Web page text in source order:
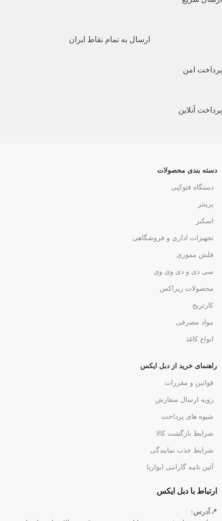
ارسال به تمام نقاط ایران
پرداخت امن
پرداخت آنلاین
دسته بندی محصولات
دستگاه فتوکپی
پرینتر
اسکنر
تجهیزات اداری و فروشگاهی
فلش مموری
سی دی و دی وی وی
محصولات زیراکس
کارتریج
مواد مصرفی
انواع کاغذ
راهنمای خرید از دبل ایکس
قوانین و مقررات
رویه ارسال سفارش
شیوه های پرداخت
شرایط بازگشت کالا
شرایط جذب نمایندگی
آئین نامه گارانتی ایواریا
ارتباط با دبل ایکس
📍آدرس: